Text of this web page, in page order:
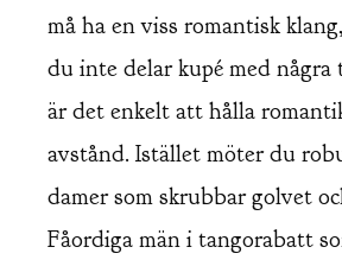
må ha en viss romantisk
du inte delar kupé med
är det enkelt att hålla
avstånd. Istället möter du
damer som skrubbar golvet
Fåordiga män i tangorabatt